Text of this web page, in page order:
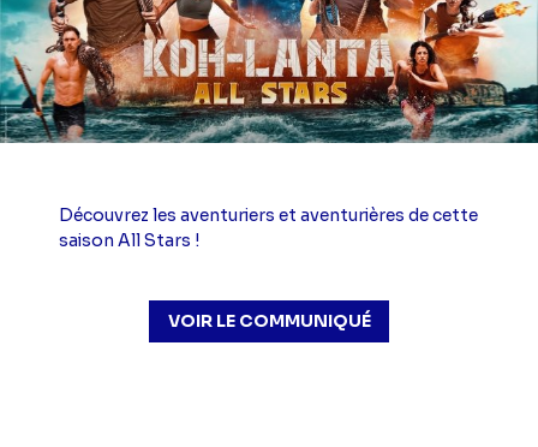
Découvrez les aventuriers et aventurières de cette
saison All Stars !
VOIR LE COMMUNIQUÉ